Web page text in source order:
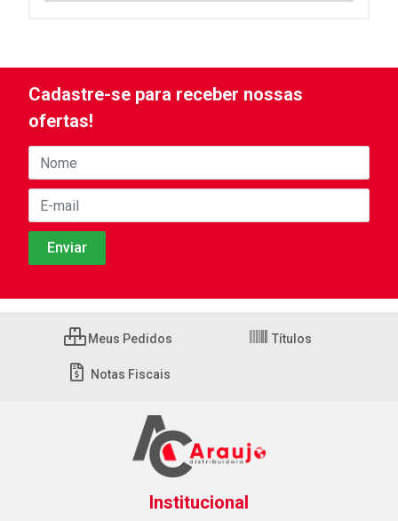
Cadastre-se para receber nossas
ofertas!
Meus Pedidos Títulos
Notas Fiscais
Institucional